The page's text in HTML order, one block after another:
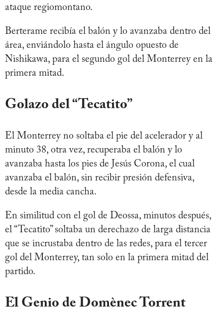
ataque regiomontano.
Berterame recibía el balón y lo avanzaba dentro del
área, enviándolo hasta el ángulo opuesto de
Nishikawa, para el segundo gol del Monterrey en la
primera mitad.
Golazo del “Tecatito”
El Monterrey no soltaba el pie del acelerador y al
minuto 38, otra vez, recuperaba el balón y lo
avanzaba hasta los pies de Jesús Corona, el cual
avanzaba el balón, sin recibir presión defensiva,
desde la media cancha.
En similitud con el gol de Deossa, minutos después,
el “Tecatito” soltaba un derechazo de larga distancia
que se incrustaba dentro de las redes, para el tercer
gol del Monterrey, tan solo en la primera mitad del
partido.
El Genio de Domènec Torrent